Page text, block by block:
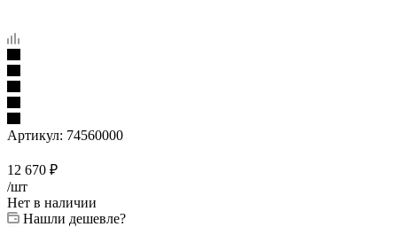
Артикул: 74560000
12 670 ₽
/шт
Нет в наличии
Нашли дешевле?